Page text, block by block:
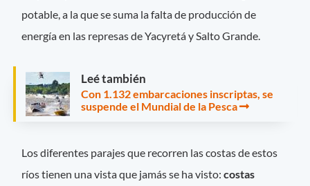
potable, a la que se suma la falta de producción de
energía en las represas de Yacyretá y Salto Grande.
Leé también
Con 1.132 embarcaciones inscriptas, se
suspende el Mundial de la Pesca
Los diferentes parajes que recorren las costas de estos
ríos tienen una vista que jamás se ha visto:costas